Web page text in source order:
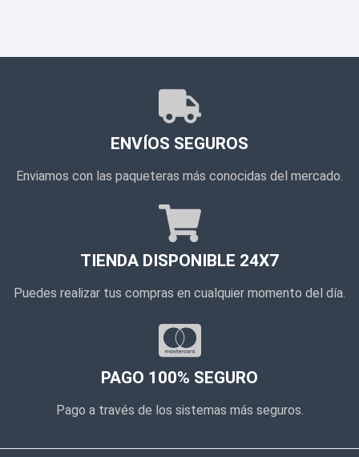
ENVÍOS SEGUROS
Enviamos con las paqueteras más conocidas del mercado.
TIENDA DISPONIBLE 24X7
Puedes realizar tus compras en cualquier momento del día.
PAGO 100% SEGURO
Pago a través de los sistemas más seguros.